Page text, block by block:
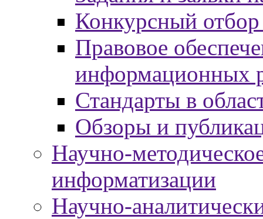
Конкурсный
Правовое
информационных
Стандарты в
Обзоры и
Научно-
информатизации
Научно-